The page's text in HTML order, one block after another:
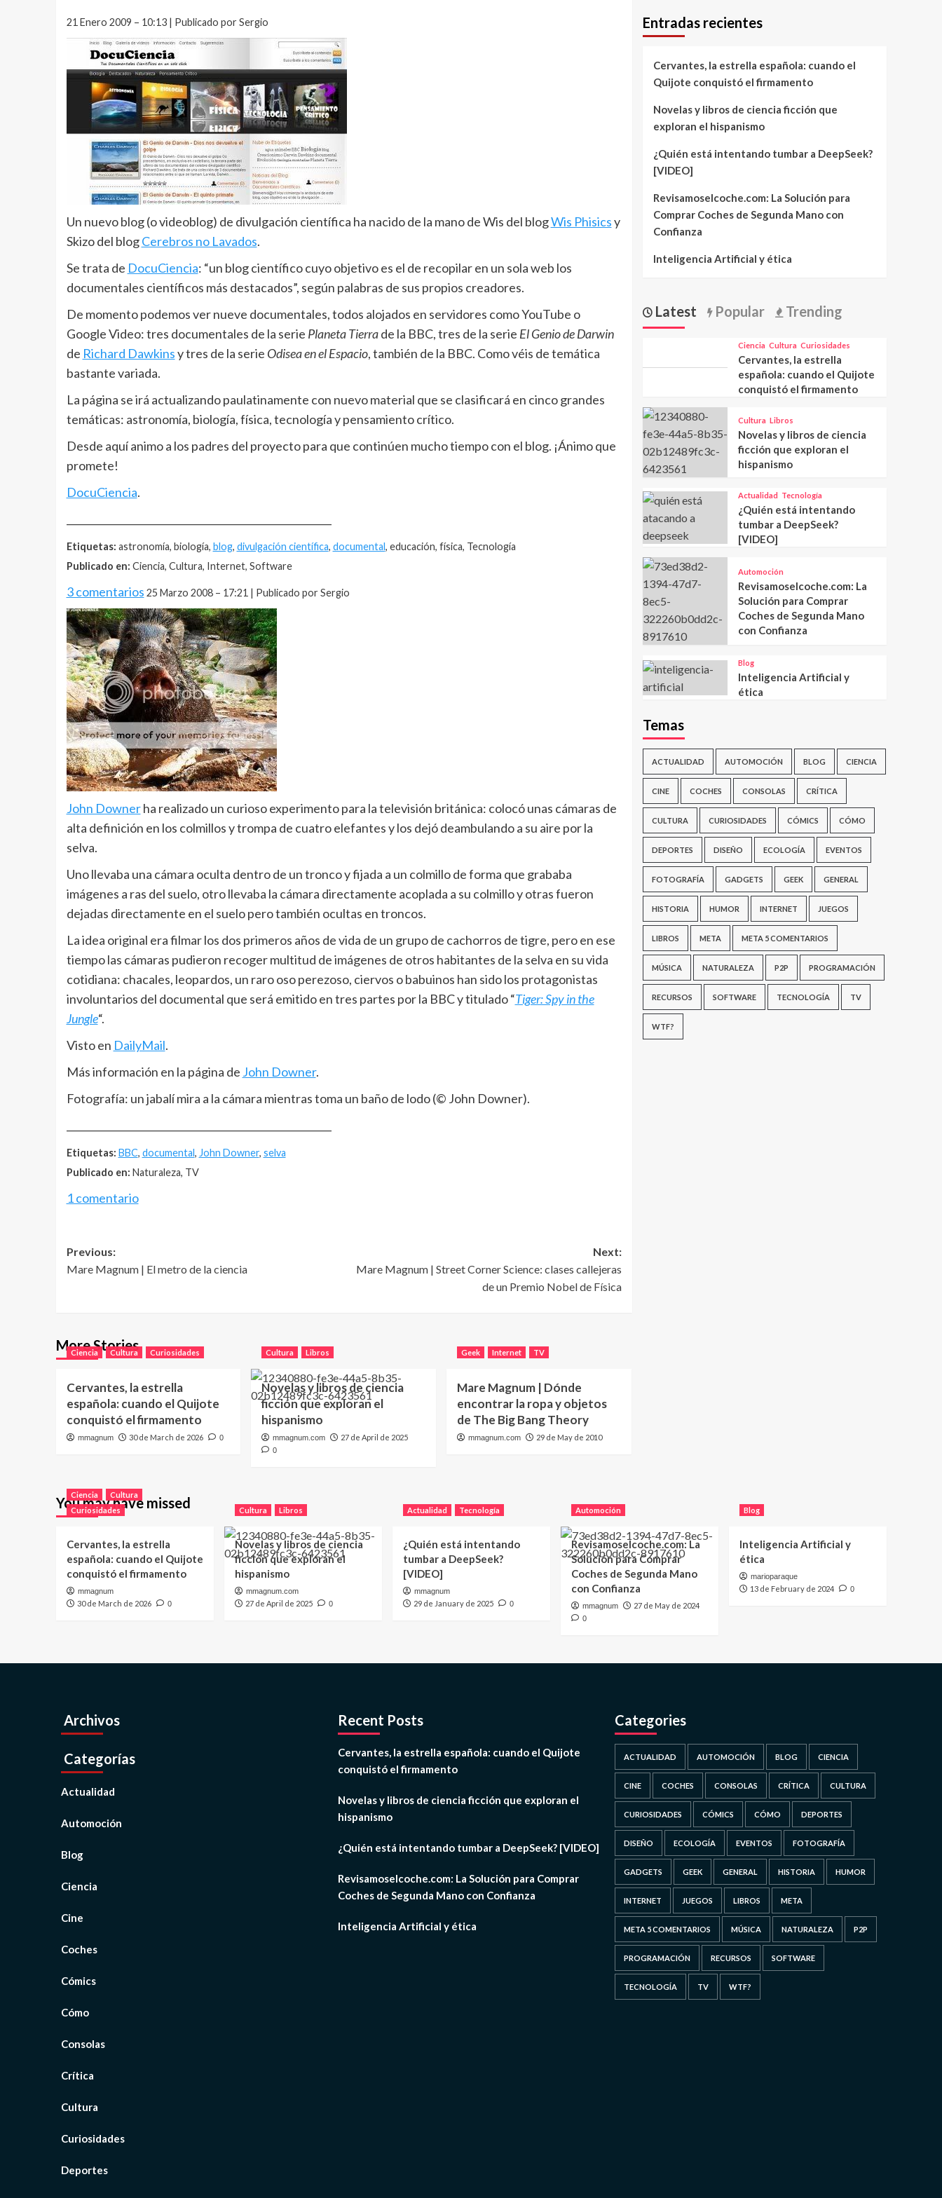
21 Enero 2009 – 10:13 | Publicado por Sergio
Un nuevo blog (o videoblog) de divulgación científica ha nacido de la mano de Wis del blogWis Phisicsy
Skizo del blogCerebros no Lavados.
Se trata de DocuCiencia: “un blog científico cuyo objetivo es el de recopilar en un sola web los
documentales científicos más destacados”, según palabras de sus propios creadores.
De momento podemos ver nueve documentales, todos alojados en servidores como YouTube o
Google Video: tres documentales de la serie Planeta Tierrade la BBC, tres de la serie El Genio de Darwin
de Richard Dawkinsy tres de la serie Odisea en el Espacio, también de la BBC. Como véis de temática
bastante variada.
La página se irá actualizando paulatinamente con nuevo material que se clasificará en cinco grandes
temáticas: astronomía, biología, física, tecnología y pensamiento crítico.
Desde aquí animo a los padres del proyecto para que continúen mucho tiempo con el blog. ¡Ánimo que
promete!
DocuCiencia.
Etiquetas: astronomía, biología, blog, divulgación científica, documental, educación, física, Tecnología
Publicado en: Ciencia, Cultura, Internet, Software
3 comentarios 25 Marzo 2008 – 17:21 | Publicado por Sergio
John Downerha realizado un curioso experimento para la televisión británica: colocó unas cámaras de
alta definición en los colmillos y trompa de cuatro elefantes y los dejó deambulando a su aire por la
selva.
Uno llevaba una cámara oculta dentro de un tronco y fijada a un colmillo de forma que grababa
imágenes a ras del suelo, otro llevaba la cámara directamente acoplada a su colmillo y otras fueron
dejadas directamente en el suelo pero también ocultas en troncos.
La idea original era filmar los dos primeros años de vida de un grupo de cachorros de tigre, pero en ese
tiempo las cámaras pudieron recoger multitud de imágenes de otros habitantes de la selva en su vida
cotidiana: chacales, leopardos, un raro oso perezoso, ciervos o babuinos han sido los protagonistas
involuntarios del documental que será emitido en tres partes por la BBC y titulado “Tiger: Spy in the
Jungle“.
Visto en DailyMail.
Más información en la página de John Downer.
Fotografía: un jabalí mira a la cámara mientras toma un baño de lodo (© John Downer).
Etiquetas: BBC, documental, John Downer, selva
Publicado en: Naturaleza, TV
1 comentario
Post
navigation
Previous:
Mare Magnum | El metro de la ciencia
Next:
Mare Magnum | Street Corner Science: clases callejeras
de un Premio Nobel de Física
More Stories
Ciencia Cultura Curiosidades
Cervantes, la estrella
española: cuando el Quijote
conquistó el firmamento
mmagnum 30 de March de 2026 0
Cultura Libros
Novelas y libros de ciencia
ficción que exploran el
hispanismo
mmagnum.com 27 de April de 2025
0
Geek Internet TV
Mare Magnum | Dónde
encontrar la ropa y objetos
de The Big Bang Theory
mmagnum.com 29 de May de 2010
Entradas recientes
Cervantes, la estrella española: cuando el
Quijote conquistó el firmamento
Novelas y libros de ciencia ficción que
exploran el hispanismo
¿Quién está intentando tumbar a DeepSeek?
[VIDEO]
Revisamoselcoche.com: La Solución para
Comprar Coches de Segunda Mano con
Confianza
Inteligencia Artificial y ética
Latest Popular Trending
Ciencia Cultura Curiosidades
Cervantes, la estrella
española: cuando el Quijote
conquistó el firmamento
Cultura Libros
Novelas y libros de ciencia
ficción que exploran el
hispanismo
Actualidad Tecnología
¿Quién está intentando
tumbar a DeepSeek?
[VIDEO]
Automoción
Revisamoselcoche.com: La
Solución para Comprar
Coches de Segunda Mano
con Confianza
Blog
Inteligencia Artificial y
ética
Temas
ACTUALIDAD AUTOMOCIÓN BLOG CIENCIA
CINE COCHES CONSOLAS CRÍTICA
CULTURA CURIOSIDADES CÓMICS CÓMO
DEPORTES DISEÑO ECOLOGÍA EVENTOS
FOTOGRAFÍA GADGETS GEEK GENERAL
HISTORIA HUMOR INTERNET JUEGOS
LIBROS META META 5 COMENTARIOS
MÚSICA NATURALEZA P2P PROGRAMACIÓN
RECURSOS SOFTWARE TECNOLOGÍA TV
WTF?
You may have missed
Ciencia
Cultura
Curiosidades
Cervantes, la estrella
española: cuando el Quijote
conquistó el firmamento
mmagnum
30 de March de 2026 0
Cultura Libros
Novelas y libros de ciencia
ficción que exploran el
hispanismo
mmagnum.com
27 de April de 2025 0
Actualidad Tecnología
¿Quién está intentando
tumbar a DeepSeek?
[VIDEO]
mmagnum
29 de January de 2025 0
Automoción
Revisamoselcoche.com: La
Solución para Comprar
Coches de Segunda Mano
con Confianza
mmagnum 27 de May de 2024
0
Blog
Inteligencia Artificial y
ética
marioparaque
13 de February de 2024 0
Archivos
Categorías
Actualidad
Automoción
Blog
Ciencia
Cine
Coches
Cómics
Cómo
Consolas
Crítica
Cultura
Curiosidades
Deportes
Recent Posts
Cervantes, la estrella española: cuando el Quijote
conquistó el firmamento
Novelas y libros de ciencia ficción que exploran el
hispanismo
¿Quién está intentando tumbar a DeepSeek? [VIDEO]
Revisamoselcoche.com: La Solución para Comprar
Coches de Segunda Mano con Confianza
Inteligencia Artificial y ética
Categories
ACTUALIDAD AUTOMOCIÓN BLOG CIENCIA
CINE COCHES CONSOLAS CRÍTICA CULTURA
CURIOSIDADES CÓMICS CÓMO DEPORTES
DISEÑO ECOLOGÍA EVENTOS FOTOGRAFÍA
GADGETS GEEK GENERAL HISTORIA HUMOR
INTERNET JUEGOS LIBROS META
META 5 COMENTARIOS MÚSICA NATURALEZA P2P
PROGRAMACIÓN RECURSOS SOFTWARE
TECNOLOGÍA TV WTF?